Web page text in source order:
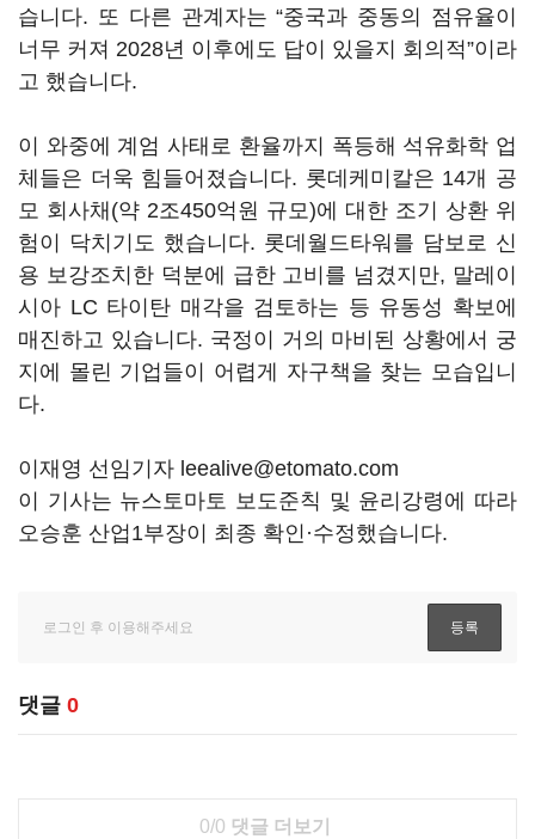
습니다. 또 다른 관계자는 “중국과 중동의 점유율이
너무 커져 2028년 이후에도 답이 있을지 회의적”이라
고 했습니다.
이 와중에 계엄 사태로 환율까지 폭등해 석유화학 업
체들은 더욱 힘들어졌습니다. 롯데케미칼은 14개 공
모 회사채(약 2조450억원 규모)에 대한 조기 상환 위
험이 닥치기도 했습니다. 롯데월드타워를 담보로 신
용 보강조치한 덕분에 급한 고비를 넘겼지만, 말레이
시아 LC 타이탄 매각을 검토하는 등 유동성 확보에
매진하고 있습니다. 국정이 거의 마비된 상황에서 궁
지에 몰린 기업들이 어렵게 자구책을 찾는 모습입니
다.
이재영 선임기자 leealive@etomato.com
이 기사는 뉴스토마토 보도준칙 및 윤리강령에 따라
오승훈 산업1부장이 최종 확인·수정했습니다.
댓글 0
0/0 댓글 더보기